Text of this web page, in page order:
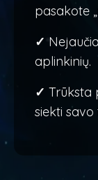
pasakote
✓
aplinkinių.
✓ Trūksta
siekti savo